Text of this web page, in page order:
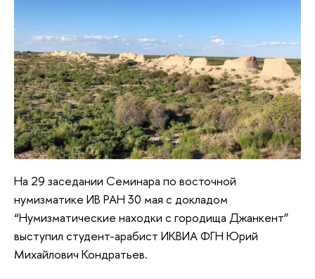
На 29 заседании Семинара по восточной
нумизматике ИВ РАН 30 мая с докладом
“Нумизматические находки с городища Джанкент”
выступил студент-арабист ИКВИА ФГН Юрий
Михайлович Кондратьев.